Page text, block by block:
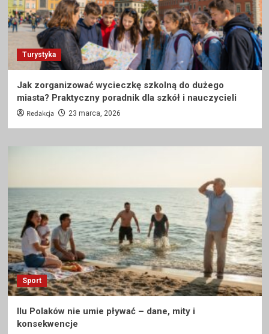
Turystyka
Jak zorganizować wycieczkę szkolną do dużego
miasta? Praktyczny poradnik dla szkół i nauczycieli
Redakcja 23 marca, 2026
Sport
Ilu Polaków nie umie pływać – dane, mity i
konsekwencje